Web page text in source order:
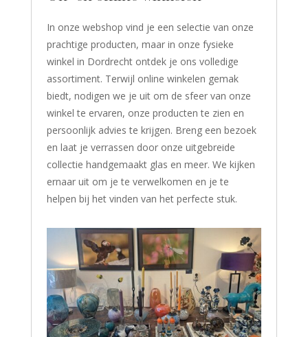
In onze webshop vind je een selectie van onze
prachtige producten, maar in onze fysieke
winkel in Dordrecht ontdek je ons volledige
assortiment. Terwijl online winkelen gemak
biedt, nodigen we je uit om de sfeer van onze
winkel te ervaren, onze producten te zien en
persoonlijk advies te krijgen. Breng een bezoek
en laat je verrassen door onze uitgebreide
collectie handgemaakt glas en meer. We kijken
ernaar uit om je te verwelkomen en je te
helpen bij het vinden van het perfecte stuk.